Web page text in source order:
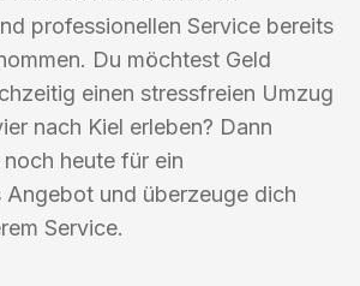
professionellen Service bereits
Du möchtest Geld
einen stressfreien Umzug
nach Kiel erleben? Dann
noch heute für ein
Angebot und überzeuge dich
Service.